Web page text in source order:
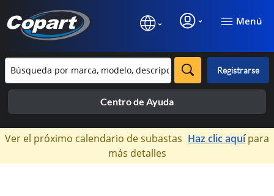
Menú
Registrarse
Centro de Ayuda
×
Ver el próximo calendario de subastas Haz clic aquípara
más detalles